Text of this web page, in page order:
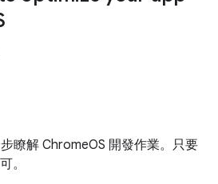
瞭解 ChromeOS 開發作業。只要
。